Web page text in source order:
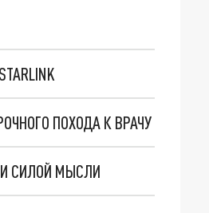
ПОХОДА К ВРАЧУ
СИЛОЙ МЫСЛИ